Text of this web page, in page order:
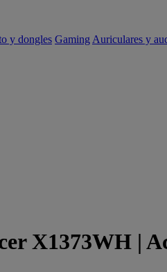
y dongles Gaming Auriculares y
X1373WH |